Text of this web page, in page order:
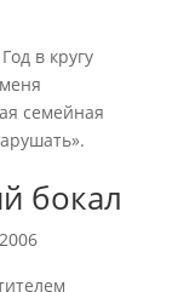
в кругу
семейная
бокал